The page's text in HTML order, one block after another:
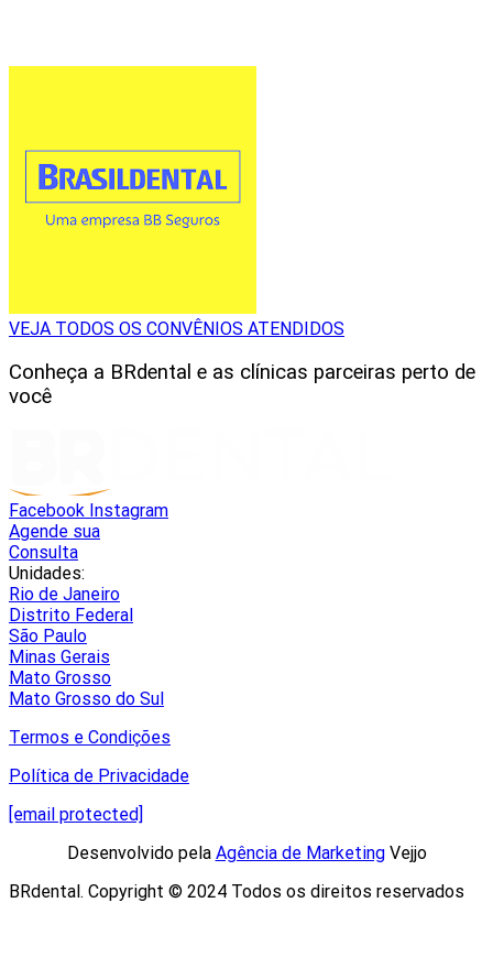
VEJA TODOS OS CONVÊNIOS ATENDIDOS
Conheça a BRdental e as clínicas parceiras perto de
você
Facebook Instagram
Agende sua
Consulta
Unidades:
Rio de Janeiro
Distrito Federal
São Paulo
Minas Gerais
Mato Grosso
Mato Grosso do Sul
Termos e Condições
Política de Privacidade
[email protected]
Desenvolvido pela Agência de MarketingVejjo​
BRdental. Copyright © 2024 Todos os direitos reservados